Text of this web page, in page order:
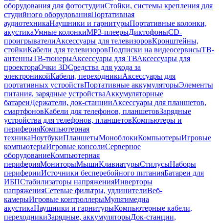
оборудования для фотостудииСтойки, системы крепления для
студийного оборудованияПортативная
аудиотехникаНаушники и гарнитурыПортативные колонки,
акустикаУмные колонкиMP3-плеерыДиктофоныCD-
проигрывателиАксессуары для телевизоровКронштейны,
стойкиКабели для телевизоровПодписки на видеосервисыТВ-
антенныТВ-тюнерыАксессуары для ТВАксессуары для
проектораОчки 3DСредства для ухода за
электроникойКабели, переходникиАксессуары для
портативных устройствПортативные аккумуляторыЭлементы
питания, зарядные устройстваАккумуляторные
батареиДержатели, док-станцииАксессуары для планшетов,
смартфоновКабели для телефонов, планшетовЗарядные
устройства для телефонов, планшетовКомпьютеры и
периферияКомпьютерная
техникаНоутбукиПланшетыМоноблокиКомпьютерыИгровые
компьютерыИгровые консолиСерверное
оборудованиеКомпьютерная
периферияМониторыМышиКлавиатурыСтилусыНаборы
периферииИсточники бесперебойного питанияБатареи для
ИБПСтабилизаторы напряженияИнверторы
напряженияСетевые фильтры, удлинителиВеб-
камерыИгровые контроллерыМультимедиа
акустикаНаушники и гарнитурыКомпьютерные кабели,
переходникиЗарядные, аккумуляторыДок-станции,